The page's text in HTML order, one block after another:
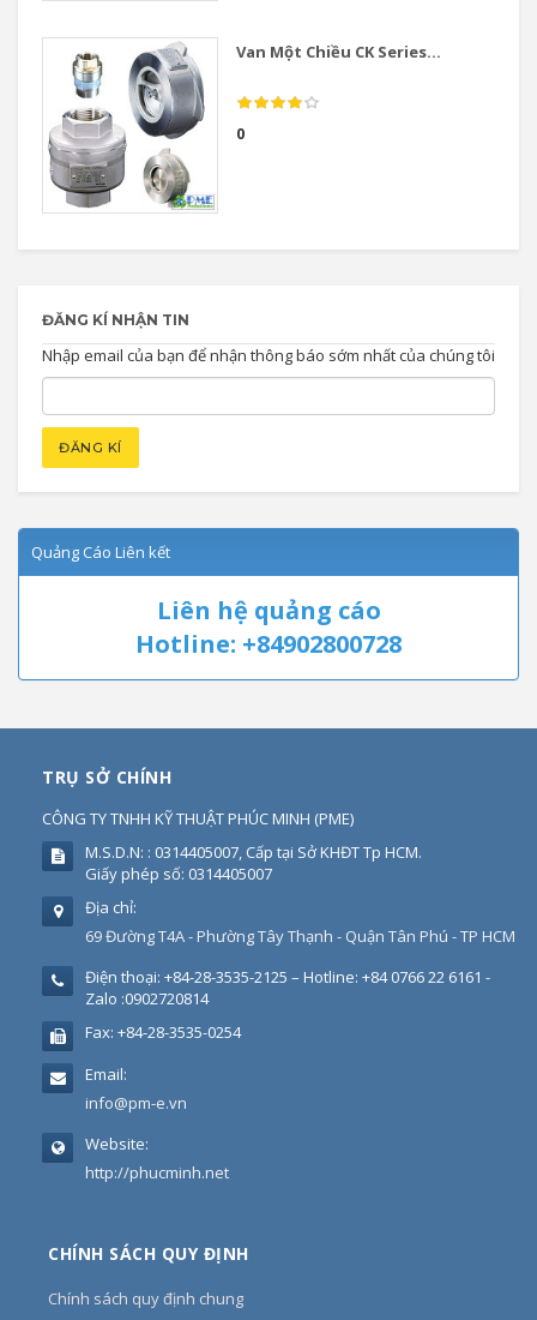
Van Một Chiều CK Series...
0
ĐĂNG KÍ NHẬN TIN
Nhập email của bạn để nhận thông báo sớm nhất của chúng tôi
Quảng Cáo Liên kết
Liên hệ quảng cáo
Hotline: +84902800728
TRỤ SỞ CHÍNH
CÔNG TY TNHH KỸ THUẬT PHÚC MINH (PME)
M.S.D.N: : 0314405007, Cấp tại Sở KHĐT Tp HCM.
Giấy phép số: 0314405007
Địa chỉ:
69 Đường T4A - Phường Tây Thạnh - Quận Tân Phú - TP HCM
Điện thoại: +84-28-3535-2125 – Hotline: +84 0766 22 6161 -
Zalo :0902720814
Fax: +84-28-3535-0254
Email:
info@pm-e.vn
Website:
http://phucminh.net
CHÍNH SÁCH QUY ĐỊNH
Chính sách quy định chung